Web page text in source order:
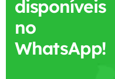
disponíveis
no
WhatsApp!